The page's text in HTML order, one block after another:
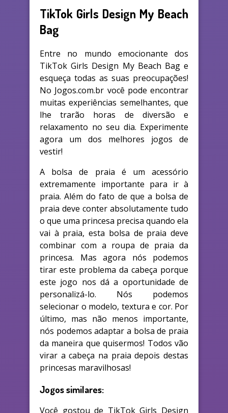
TikTok Girls Design My Beach
Bag
Entre no mundo emocionante dos
TikTok Girls Design My Beach Bag e
esqueça todas as suas preocupações!
No Jogos.com.br você pode encontrar
muitas experiências semelhantes, que
lhe trarão horas de diversão e
relaxamento no seu dia. Experimente
agora um dos melhores jogos de
vestir!
A bolsa de praia é um acessório
extremamente importante para ir à
praia. Além do fato de que a bolsa de
praia deve conter absolutamente tudo
o que uma princesa precisa quando ela
vai à praia, esta bolsa de praia deve
combinar com a roupa de praia da
princesa. Mas agora nós podemos
tirar este problema da cabeça porque
este jogo nos dá a oportunidade de
personalizá-lo. Nós podemos
selecionar o modelo, textura e cor. Por
último, mas não menos importante,
nós podemos adaptar a bolsa de praia
da maneira que quisermos! Todos vão
virar a cabeça na praia depois destas
princesas maravilhosas!
Jogos similares:
Você gostou de TikTok Girls Design